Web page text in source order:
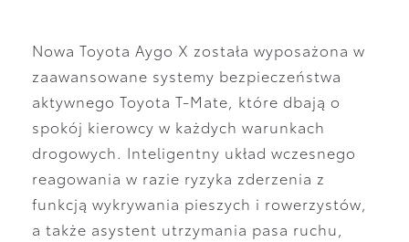
Nowa Toyota Aygo X została wyposażona w
zaawansowane systemy bezpieczeństwa
aktywnego Toyota T-Mate, które dbają o
spokój kierowcy w każdych warunkach
drogowych. Inteligentny układ wczesnego
reagowania w razie ryzyka zderzenia z
funkcją wykrywania pieszych i rowerzystów,
a także asystent utrzymania pasa ruchu,